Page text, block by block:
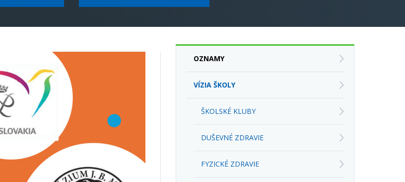
VÍZIA ŠKOLY
ŠKOLSKÉ KLUBY
DUŠEVNÉ ZDRAVIE
FYZICKÉ ZDRAVIE
SOCIÁLNE ZDRAVIE